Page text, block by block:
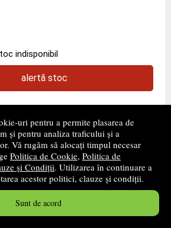
uri pentru a permite plasarea de
și pentru analiza traficului și a
Vă rugăm să alocați timpul necesar
Politica de Cookie, Politica de
și Condiții. Utilizarea în continuare a
acestor politici, clauze și condiții.
Sunt de acord
indisponibil
alertă stoc